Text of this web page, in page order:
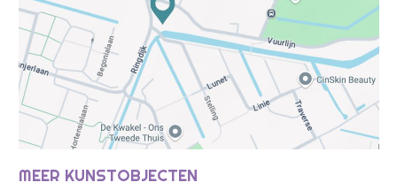
MEER KUNSTOBJECTEN